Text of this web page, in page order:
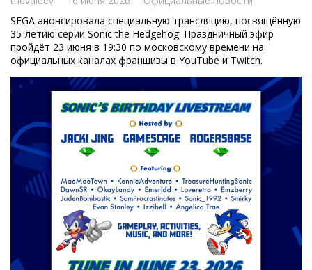
SEGA анонсировала специальную трансляцию, посвящённую
35-летию серии Sonic the Hedgehog. Праздничный эфир
пройдёт 23 июня в 19:30 по московскому времени на
официальных каналах франшизы в YouTube и Twitch.